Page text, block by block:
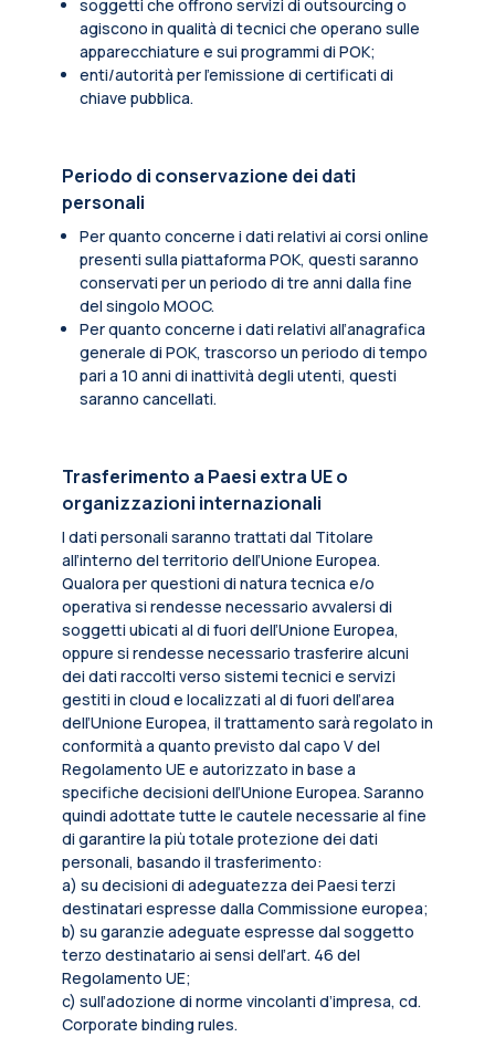
soggetti che offrono servizi di outsourcing o
agiscono in qualità di tecnici che operano sulle
apparecchiature e sui programmi di POK;
enti/autorità per l'emissione di certificati di
chiave pubblica.
Periodo di conservazione dei dati
personali
Per quanto concerne i dati relativi ai corsi online
presenti sulla piattaforma POK, questi saranno
conservati per un periodo di tre anni dalla fine
del singolo MOOC.
Per quanto concerne i dati relativi all’anagrafica
generale di POK, trascorso un periodo di tempo
pari a 10 anni di inattività degli utenti, questi
saranno cancellati.
Trasferimento a Paesi extra UE o
organizzazioni internazionali
I dati personali saranno trattati dal Titolare
all’interno del territorio dell’Unione Europea.
Qualora per questioni di natura tecnica e/o
operativa si rendesse necessario avvalersi di
soggetti ubicati al di fuori dell’Unione Europea,
oppure si rendesse necessario trasferire alcuni
dei dati raccolti verso sistemi tecnici e servizi
gestiti in cloud e localizzati al di fuori dell’area
dell’Unione Europea, il trattamento sarà regolato in
conformità a quanto previsto dal capo V del
Regolamento UE e autorizzato in base a
specifiche decisioni dell’Unione Europea. Saranno
quindi adottate tutte le cautele necessarie al fine
di garantire la più totale protezione dei dati
personali, basando il trasferimento:
a) su decisioni di adeguatezza dei Paesi terzi
destinatari espresse dalla Commissione europea;
b) su garanzie adeguate espresse dal soggetto
terzo destinatario ai sensi dell’art. 46 del
Regolamento UE;
c) sull’adozione di norme vincolanti d’impresa, cd.
Corporate binding rules.